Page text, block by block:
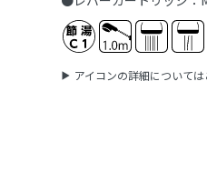
アイコンの詳細については